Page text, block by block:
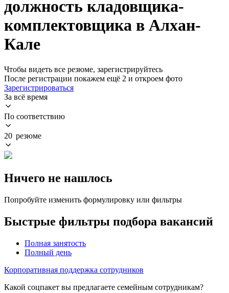
должность кладовщика-
комплектовщика в Алхан-
Кале
Чтобы видеть все резюме, зарегистрируйтесь
После регистрации покажем ещё 2 и откроем фото
Зарегистрироваться
За всё время
По соответствию
20 резюме
Ничего не нашлось
Попробуйте изменить формулировку или фильтры
Быстрые фильтры подбора вакансий
Полная занятость
Полный день
Корпоративная поддержка сотрудников
Какой соцпакет вы предлагаете семейным сотрудникам?